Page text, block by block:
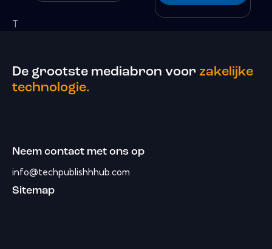
T
De grootste mediabron voor zakelijke
technologie.
Neem contact met ons op
info@techpublishhhub.com
Sitemap